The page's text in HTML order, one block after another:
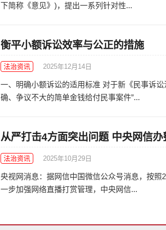
下简称《意见》)，提出一系列针对性...
衡平小额诉讼效率与公正的措施
法治资讯 2025年12月14日
一、明确小额诉讼的适用标准 对于新《民事诉
确、争议不大的简单金钱给付民事案件”...
从严打击4方面突出问题 中央网信
法治资讯 2025年10月29日
央视网消息：据网信中国微信公众号消息，按照
一步加强网络直播打赏管理，中央网信...